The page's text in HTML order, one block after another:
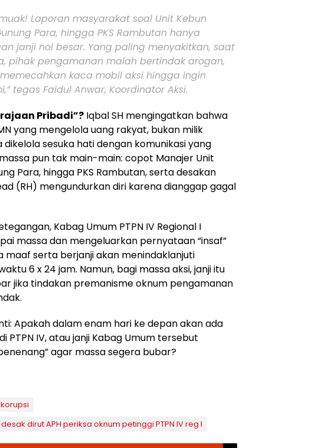
Laporan masyarakat soal Unit Kebun
Para, hingga PKS Rambutan hanya
janji nol besar. Yang paling menyakitkan, saat
pihak pengamanan malah bertindak arogan,
kaca mobil aksi hingga ingin
tegas Faidul Anwar, Koordinator Aksi.
Pribadi”? Iqbal SH mengingatkan bahwa
yang mengelola uang rakyat, bukan milik
dikelola sesuka hati dengan komunikasi yang
pun tak main-main: copot Manajer Unit
Para, hingga PKS Rambutan, serta desakan
(RH) mengundurkan diri karena dianggap gagal
Kabag Umum PTPN IV Regional I
massa dan mengeluarkan pernyataan “insaf”
maaf serta berjanji akan menindaklanjuti
6 x 24 jam. Namun, bagi massa aksi, janji itu
jika tindakan premanisme oknum pengamanan
Apakah dalam enam hari ke depan akan ada
PTPN IV, atau janji Kabag Umum tersebut
agar massa segera bubar?
dirut APH periksa oknum petinggi PTPN IV reg I